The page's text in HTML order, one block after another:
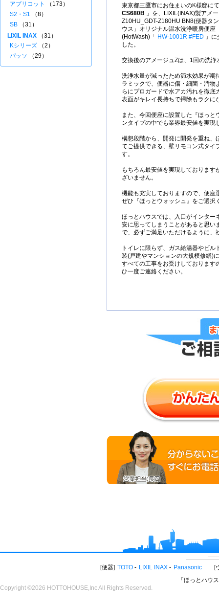
東京都三鷹市にお住まいのK様邸に
CS680B 」を、LIXIL(INAX)製アメ
Z10HU_GDT-Z180HU BN8(便器タ
ウス」オリジナル温水洗浄暖房便座
(HotWash)「
HW-1001R #FED 」
した。
交換後のアメージュZは、1回の洗
洗浄水量が減ったため節水効果が期
ラミックで、便器に傷・細菌・汚物
らにプロガードで水アカ汚れを徹底
表面がキレイ長持ちで掃除もラクに
また、今回便座に設置した『ほっと
ンタイプの中でも業界最安値を実現
構想段階から、開発に開発を重ね、
てご提供できる、壁リモコン式タイ
す。
もちろん最安値を実現しております
ざいません。
機能も充実しておりますので、便座
ぜひ『ほっとウォッシュ』をご選択
ほっとハウスでは、入口がインター
安に思ってしまうことがあると思い
で、必ずご満足いただけるように、
トイレに限らず、ガス給湯器やビ
装(戸建やマンションの大規模修繕)
すべての工事をお受けしております
ひ一度ご連絡ください。
アプリコット
（173）
S2・S1 （8）
SB （31）
LIXIL INAX （31）
Kシリーズ （2）
パッソ （29）
便器 TOTO LIXIL INAX Panasonic
「ほっとハウ
Copyright ©2026 HOTTOHOUSE,Inc All Rights Reserved.